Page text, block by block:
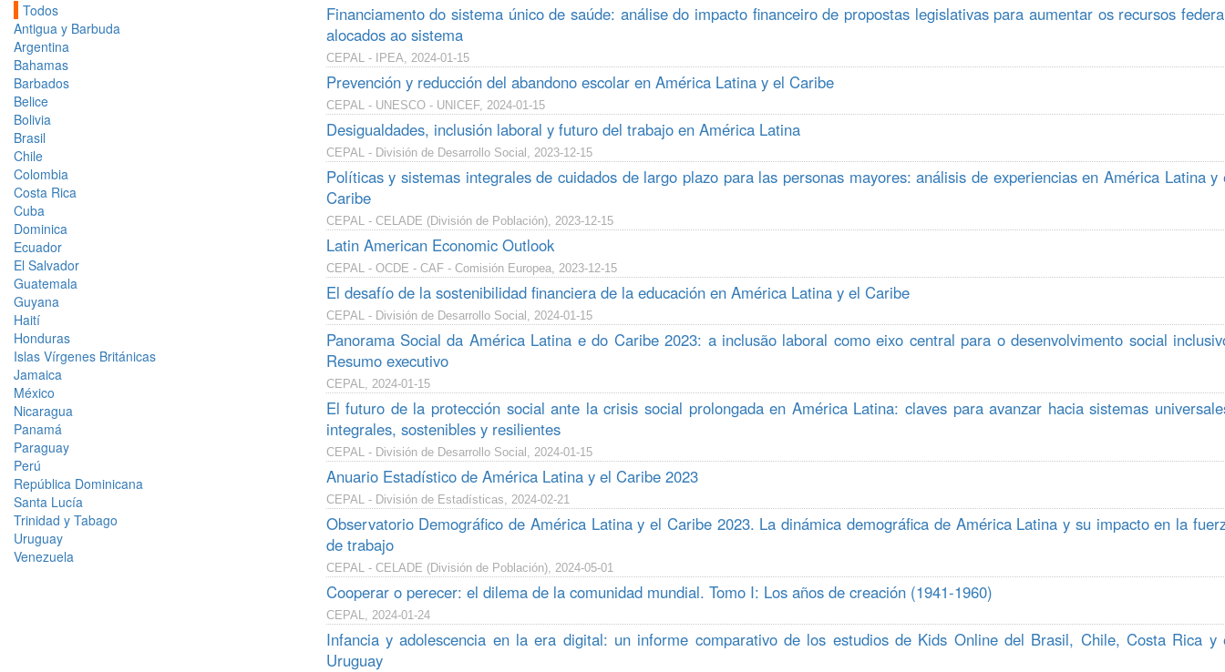
Todos
Antigua y Barbuda
Argentina
Bahamas
Barbados
Belice
Bolivia
Brasil
Chile
Colombia
Costa Rica
Cuba
Dominica
Ecuador
El Salvador
Guatemala
Guyana
Haití
Honduras
Islas Vírgenes Británicas
Jamaica
México
Nicaragua
Panamá
Paraguay
Perú
República Dominicana
Santa Lucía
Trinidad y Tabago
Uruguay
Venezuela
Financiamento do sistema único de saúde: análise do impacto financeiro de propostas legislativas para aumentar os recursos
alocados ao sistema
CEPAL - IPEA, 2024-01-15
Prevención y reducción del abandono escolar en América Latina y el Caribe
CEPAL - UNESCO - UNICEF, 2024-01-15
Desigualdades, inclusión laboral y futuro del trabajo en América Latina
CEPAL - División de Desarrollo Social, 2023-12-15
Políticas y sistemas integrales de cuidados de largo plazo para las personas mayores: análisis de experiencias en América Latina y
Caribe
CEPAL - CELADE (División de Población), 2023-12-15
Latin American Economic Outlook
CEPAL - OCDE - CAF - Comisión Europea, 2023-12-15
El desafío de la sostenibilidad financiera de la educación en América Latina y el Caribe
CEPAL - División de Desarrollo Social, 2024-01-15
Panorama Social da América Latina e do Caribe 2023: a inclusão laboral como eixo central para o desenvolvimento social
Resumo executivo
CEPAL, 2024-01-15
El futuro de la protección social ante la crisis social prolongada en América Latina: claves para avanzar hacia sistemas
integrales, sostenibles y resilientes
CEPAL - División de Desarrollo Social, 2024-01-15
Anuario Estadístico de América Latina y el Caribe 2023
CEPAL - División de Estadísticas, 2024-02-21
Observatorio Demográfico de América Latina y el Caribe 2023. La dinámica demográfica de América Latina y su impacto en la
de trabajo
CEPAL - CELADE (División de Población), 2024-05-01
Cooperar o perecer: el dilema de la comunidad mundial. Tomo I: Los años de creación (1941-1960)
CEPAL, 2024-01-24
Infancia y adolescencia en la era digital: un informe comparativo de los estudios de Kids Online del Brasil, Chile, Costa Rica y
Uruguay